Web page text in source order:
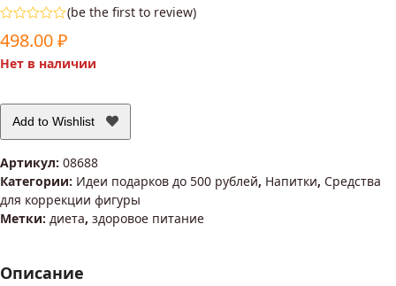
0
5
(be the first to review)
498.00₽
Нет в наличии
Add to Wishlist
Артикул: 08688
Категории: Идеи подарков до 500 рублей, Напитки, Средства
для коррекции фигуры
Метки: диета, здоровое питание
Описание